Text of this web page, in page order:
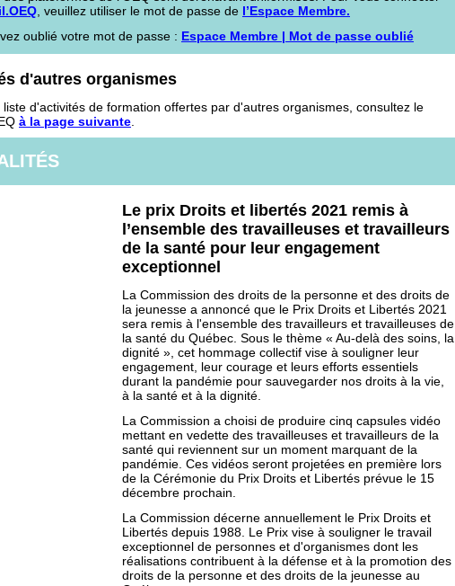
, veuillez utiliser le mot de passe de l’Espace Membre.
oublié votre mot de passe : Espace Membre | Mot de passe oublié
d'autres organismes
liste d'activités de formation offertes par d'autres organismes, consultez le
à la page suivante
Le prix Droits et libertés 2021 remis à
l’ensemble des travailleuses et travailleurs
de la santé pour leur engagement
exceptionnel
La Commission des droits de la personne et des droits de
la jeunesse a annoncé que le Prix Droits et Libertés 2021
sera remis à l'ensemble des travailleurs et travailleuses de
la santé du Québec. Sous le thème « Au-delà des soins, la
dignité », cet hommage collectif vise à souligner leur
engagement, leur courage et leurs efforts essentiels
durant la pandémie pour sauvegarder nos droits à la vie,
à la santé et à la dignité.
La Commission a choisi de produire cinq capsules vidéo
mettant en vedette des travailleuses et travailleurs de la
santé qui reviennent sur un moment marquant de la
pandémie. Ces vidéos seront projetées en première lors
de la Cérémonie du Prix Droits et Libertés prévue le 15
décembre prochain.
La Commission décerne annuellement le Prix Droits et
Libertés depuis 1988. Le Prix vise à souligner le travail
exceptionnel de personnes et d'organismes dont les
réalisations contribuent à la défense et à la promotion des
droits de la personne et des droits de la jeunesse au